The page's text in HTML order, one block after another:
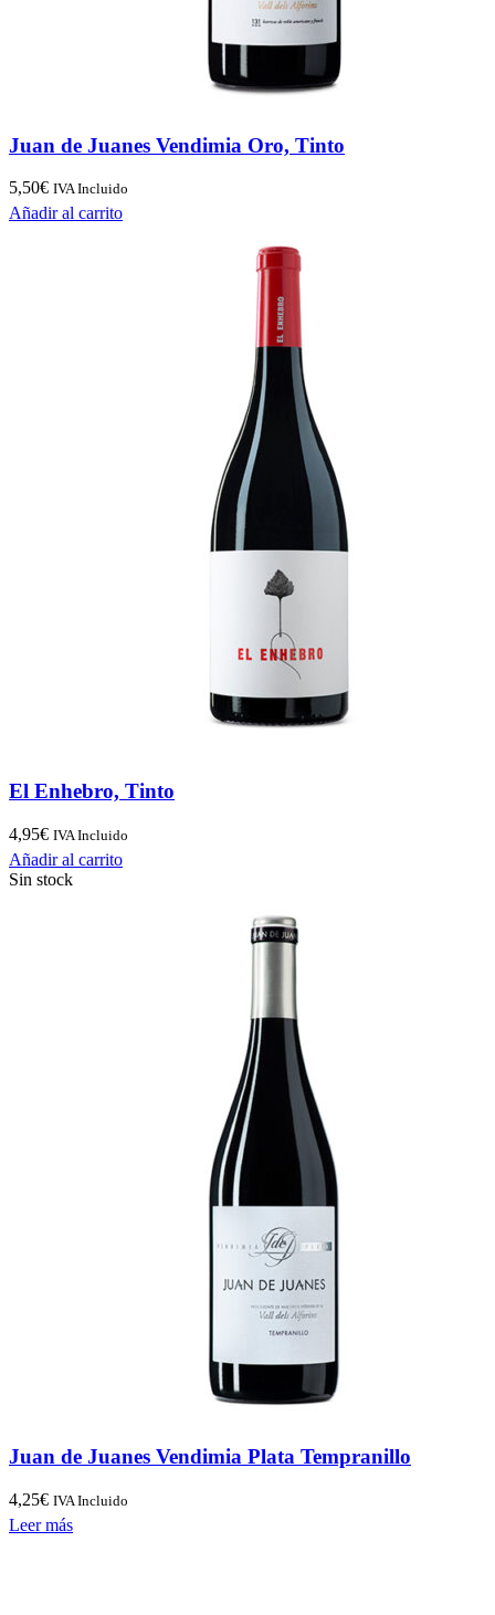
Juan de Juanes Vendimia Oro, Tinto
5,50€ IVA Incluido
Añadir al carrito
El Enhebro, Tinto
4,95€ IVA Incluido
Añadir al carrito
Sin stock
Juan de Juanes Vendimia Plata Tempranillo
4,25€ IVA Incluido
Leer más